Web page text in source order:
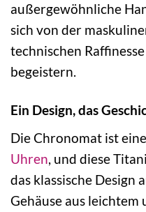
außergewöhnliche
sich von der
technischen
begeistern.
Ein Design, das
Die Chronomat ist
Uhren , und diese
das klassische Design
Gehäuse aus